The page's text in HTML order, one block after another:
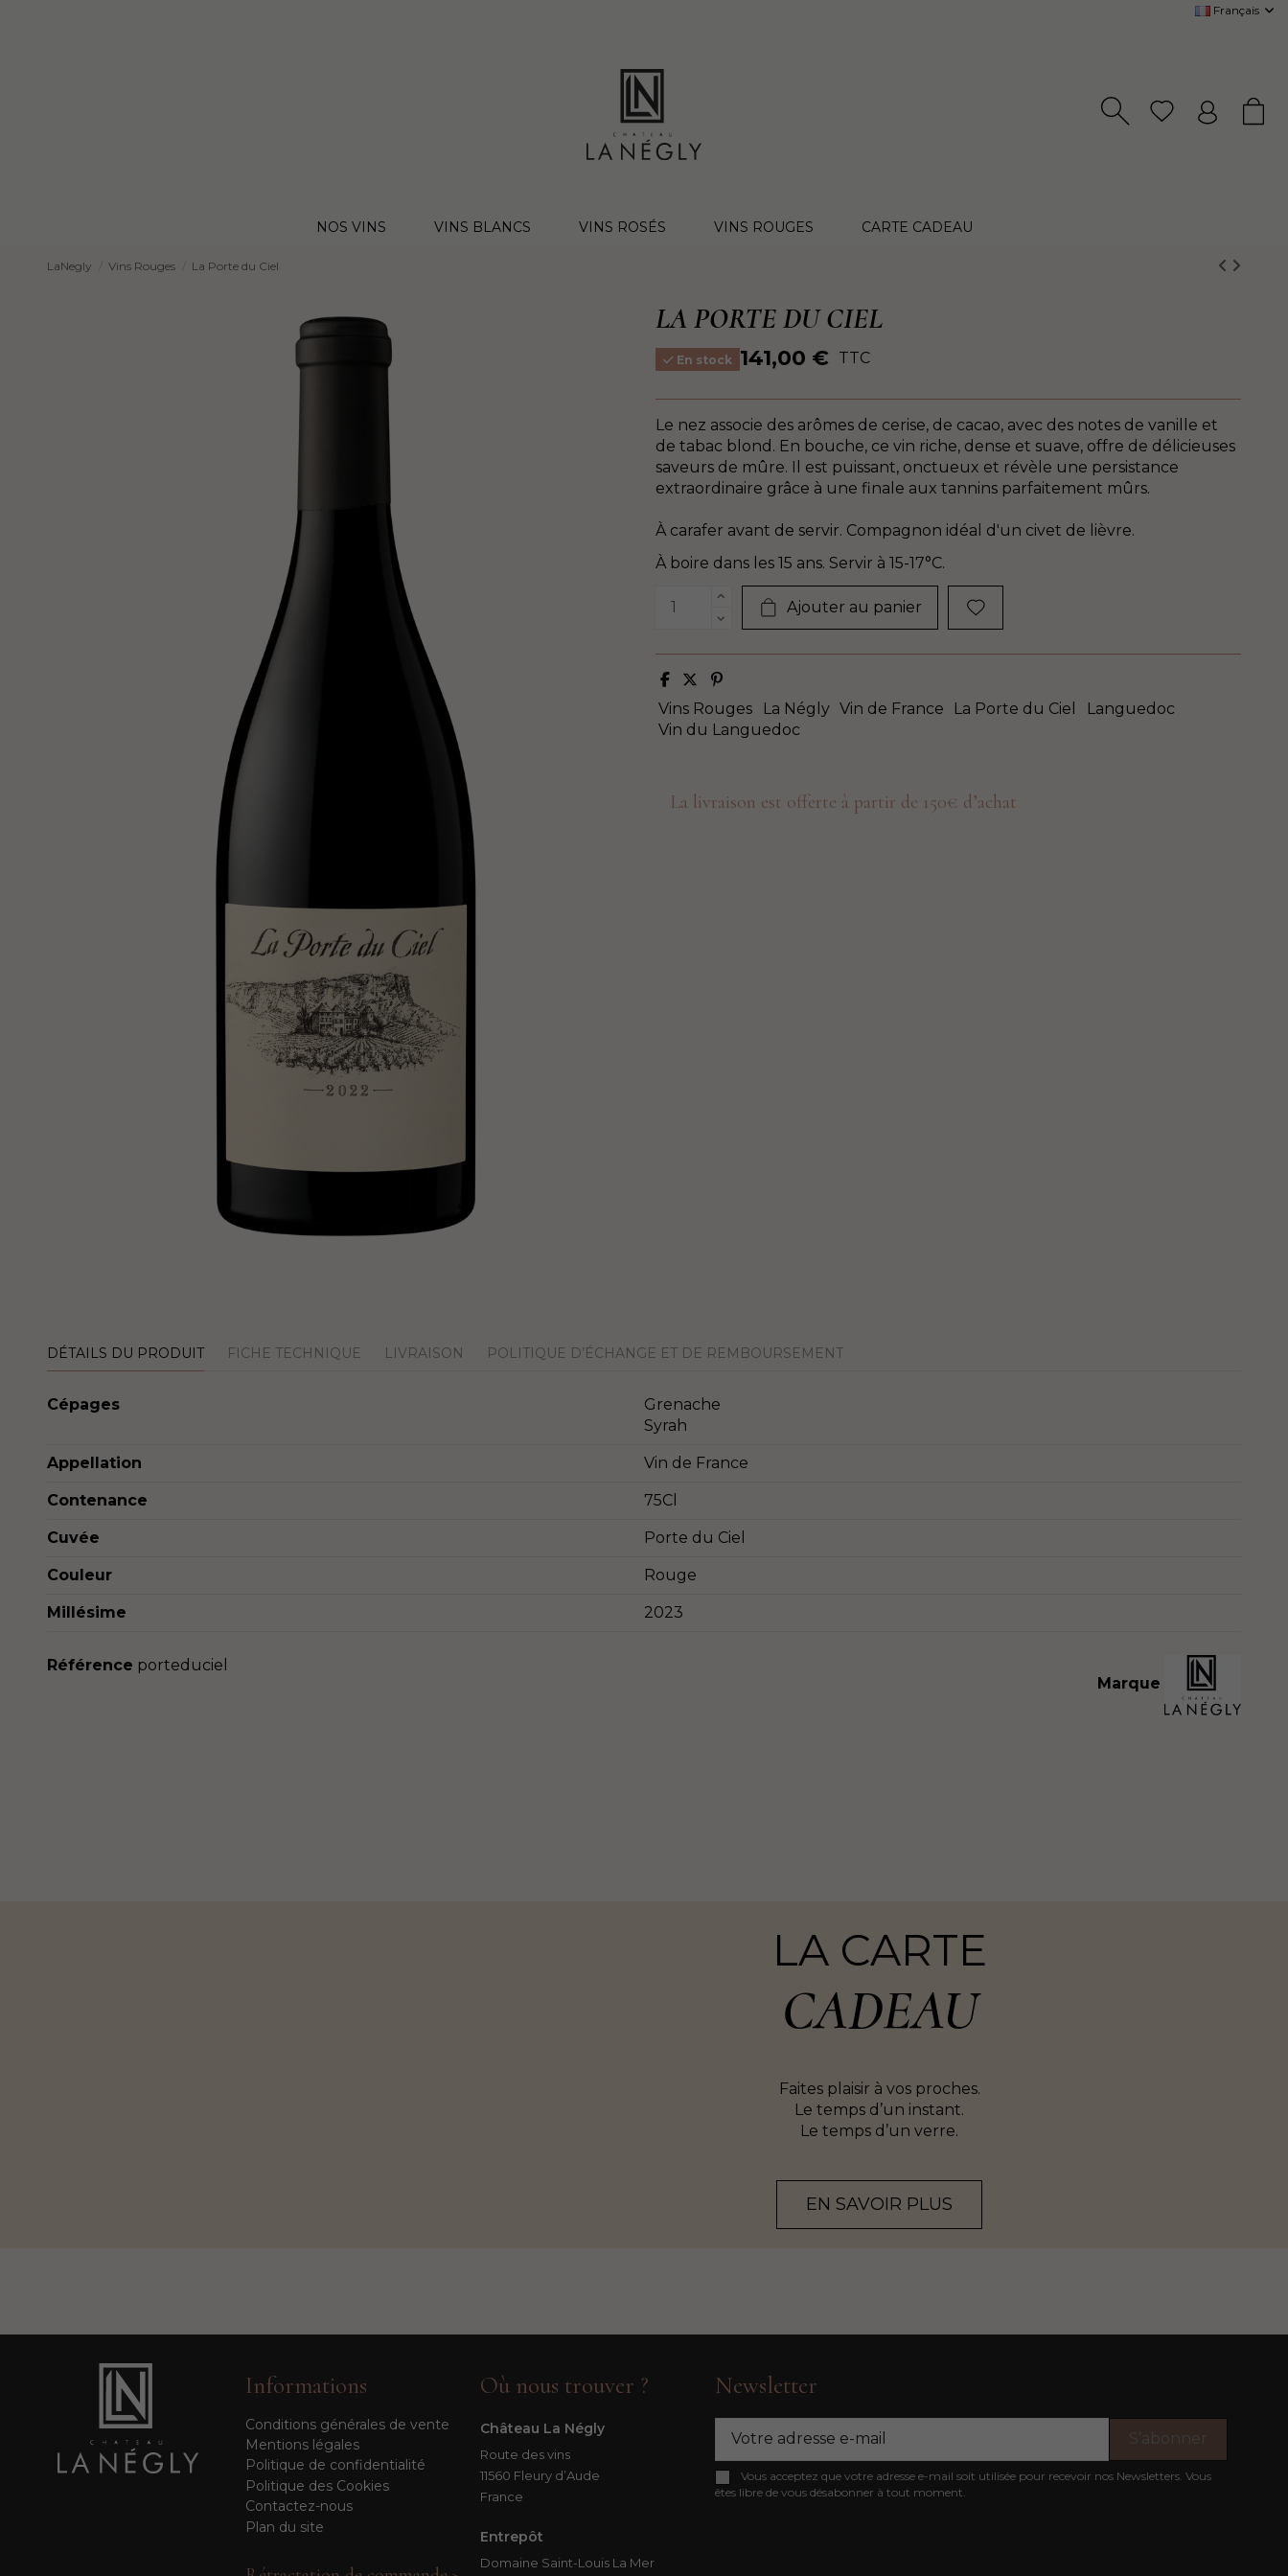
Français
NOS VINS VINS BLANCS VINS ROSÉS VINS ROUGES CARTE CADEAU
LaNegly Vins Rouges La Porte du Ciel
LA PORTE DU CIEL
En stock 141,00 € TTC
Le nez associe des arômes de cerise, de cacao, avec des notes de vanille et
de tabac blond. En bouche, ce vin riche, dense et suave, offre de délicieuses
saveurs de mûre. Il est puissant, onctueux et révèle une persistance
extraordinaire grâce à une finale aux tannins parfaitement mûrs.
À carafer avant de servir. Compagnon idéal d'un civet de lièvre.
À boire dans les 15 ans. Servir à 15-17°C.
Ajouter au panier
Vins Rouges La Négly Vin de France La Porte du Ciel
Languedoc
Vin du Languedoc
La livraison est offerte à partir de 150€ d’achat
DÉTAILS DU PRODUIT FICHE TECHNIQUE LIVRAISON POLITIQUE D’ÉCHANGE ET DE REMBOURSEMENT
Cépages
Grenache
Syrah
Appellation Vin de France
Contenance 75Cl
Cuvée Porte du Ciel
Couleur Rouge
Millésime 2023
Marque
Référence porteduciel
LA CARTE
CADEAU
Faites plaisir à vos proches.
Le temps d’un instant.
Le temps d’un verre.
EN SAVOIR PLUS
Informations
Conditions générales de vente
Mentions légales
Politique de confidentialité
Politique des Cookies
Contactez-nous
Plan du site
Où nous trouver ?
Château La Négly
Route des vins
11560 Fleury d’Aude
France
Entrepôt
Domaine Saint-Louis La Mer
Newsletter
Vous acceptez que votre adresse e-mail soit utilisée pour recevoir nos Newsletters. Vous
êtes libre de vous désabonner à tout moment.